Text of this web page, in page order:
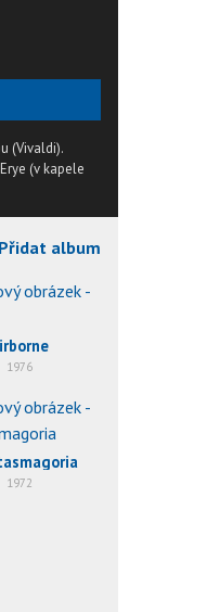
(Vivaldi).
(v kapele
Přidat album
1976
1972